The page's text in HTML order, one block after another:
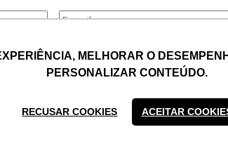
MELHORAR O
PERSONALIZAR CONTEÚDO.
RECUSAR COOKIES ACEITAR
MELHORAR O
PERSONALIZAR CONTEÚDO.
RECUSAR COOKIES ACEITAR
RECEBER INFORMATIVOS DO COLÉGIO